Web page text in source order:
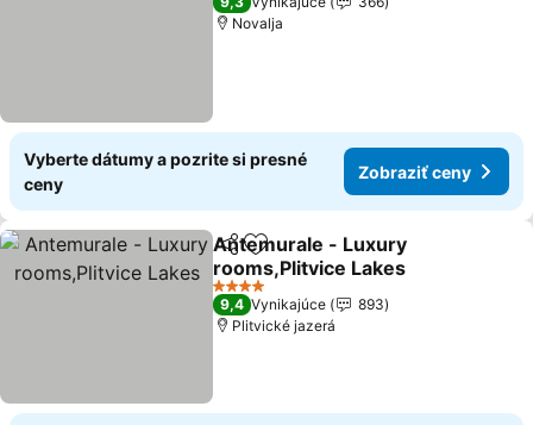
Novalja
Vyberte dátumy a pozrite si presné
ceny
Zobraziť ceny
ZdieľaťPridať do obľúbených
Antemurale - Luxury
rooms,Plitvice Lakes
4 Počet hviezdičiek
9,4 Vynikajúce
893
Plitvické jazerá